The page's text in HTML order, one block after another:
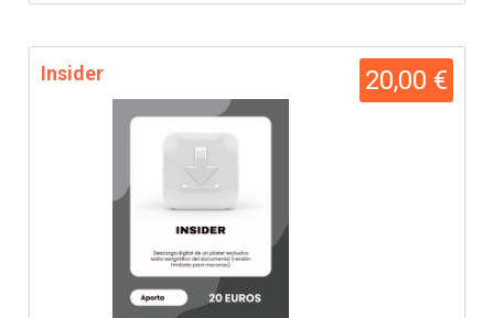
20,00 €
Insider